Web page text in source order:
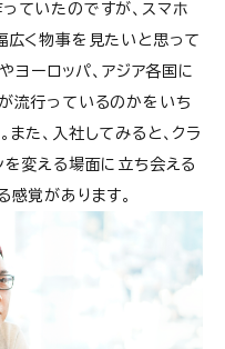
ていたのですが、スマホ
広く物事を見たいと思って
ヨーロッパ、アジア各国に
流行っているのかをいち
た、入社してみると、クラ
を変える場面に立ち会える
感覚があります。